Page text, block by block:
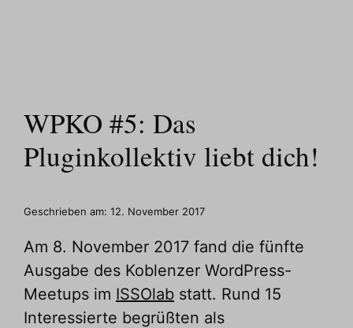
WPKO #5: Das
Pluginkollektiv liebt dich!
Geschrieben am: 12. November 2017
Am 8. November 2017 fand die fünfte
Ausgabe des Koblenzer WordPress-
Meetups im ISSOlab statt. Rund 15
Interessierte begrüßten als